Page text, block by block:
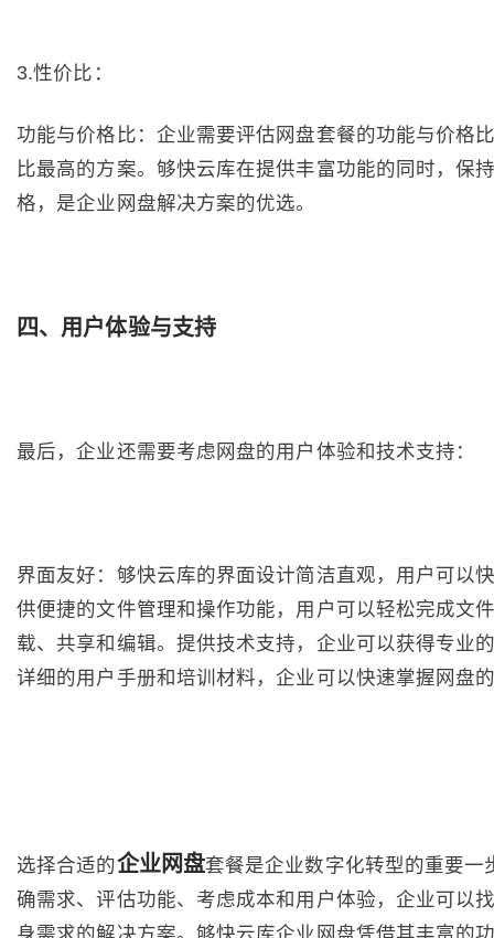
3.性价比：
功能与价格比：企业需要评估网盘套餐的功能与价格
比最高的方案。够快云库在提供丰富功能的同时，保
格，是企业网盘解决方案的优选。
四、用户体验与支持
最后，企业还需要考虑网盘的用户体验和技术支持：
界面友好：够快云库的界面设计简洁直观，用户可以
供便捷的文件管理和操作功能，用户可以轻松完成文
载、共享和编辑。提供技术支持，企业可以获得专业
详细的用户手册和培训材料，企业可以快速掌握网盘
选择合适的企业网盘套餐是企业数字化转型的重要一
确需求、评估功能、考虑成本和用户体验，企业可以